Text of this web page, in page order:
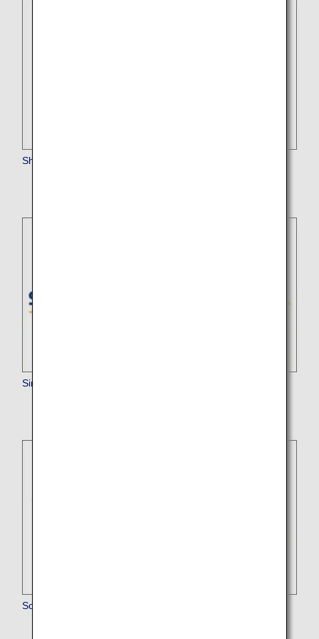
Shenzhen Airlines
Singapore Airlines
South African Airways